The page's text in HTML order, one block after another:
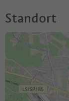
Standort